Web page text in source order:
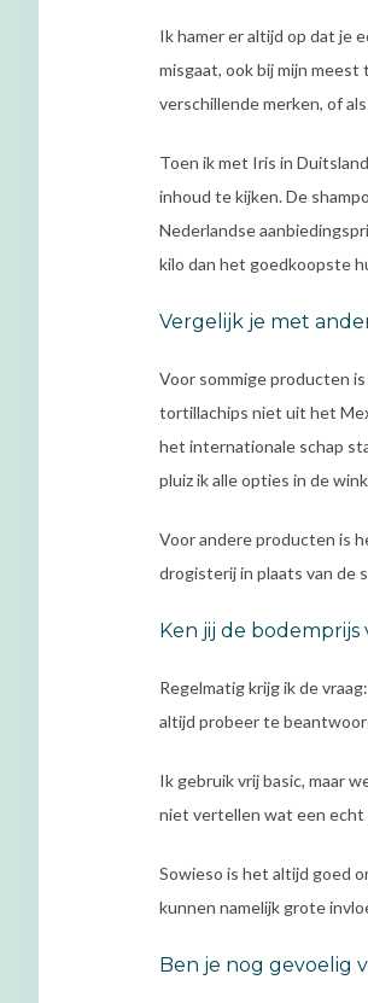
Ik hamer er altijd op dat je
misgaat, ook bij mijn
verschillende merken, of
Toen ik met Iris in
inhoud te kijken. De
Nederlandse
kilo dan het goedkoopste
Vergelijk je met
Voor sommige producten
tortillachips niet uit het
het internationale schap
pluiz ik alle opties in de
Voor andere producten is
drogisterij in plaats van de
Ken jij de
Regelmatig krijg ik de
altijd probeer te
Ik gebruik vrij basic, maar
niet vertellen wat een echt
Sowieso is het altijd goed
kunnen namelijk grote
Ben je nog gevoelig